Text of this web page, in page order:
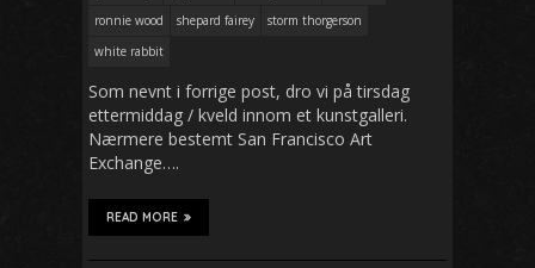
ronnie wood
shepard fairey
storm thorgerson
white rabbit
Som nevnt i forrige post, dro vi på tirsdag
ettermiddag / kveld innom et kunstgalleri.
Nærmere bestemt San Francisco Art
Exchange….
READ MORE